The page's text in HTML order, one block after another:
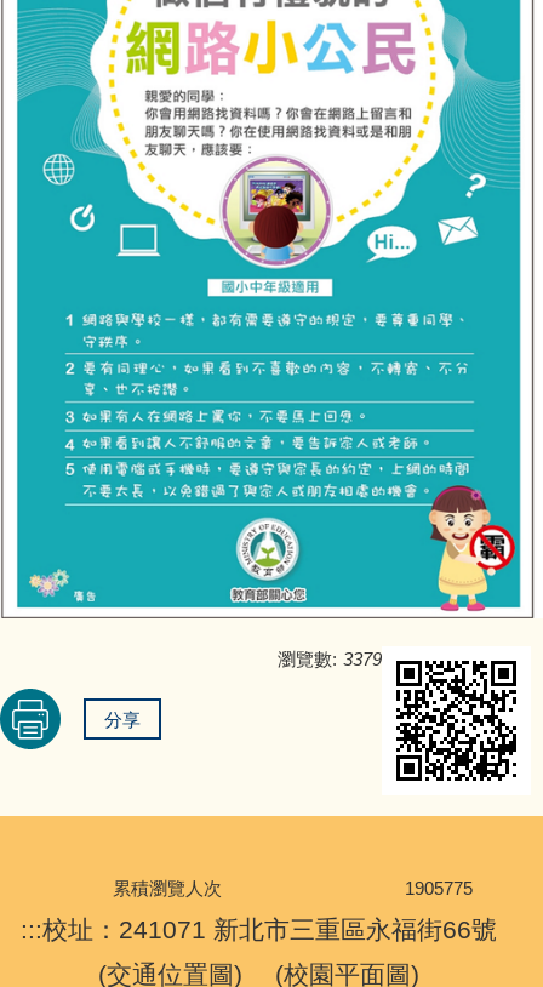
重要訊息
計畫與相關文件
友善校園連結
校園霸凌申訴信箱
瀏覽數: 3379
分享
累積瀏覽人次 1905775
:::校址：241071 新北市三重區永福街66號
(交通位置圖) (校園平面圖)